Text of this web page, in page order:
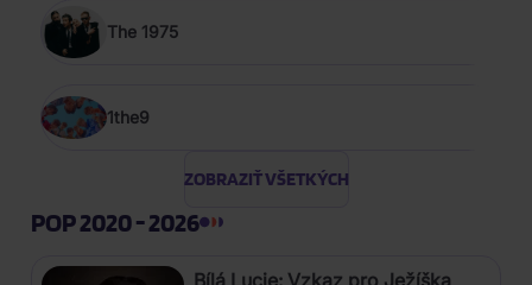
The 1975
1the9
ZOBRAZIŤ VŠETKÝCH
POP 2020 - 2026
Bílá Lucie: Vzkaz pro Ježíška